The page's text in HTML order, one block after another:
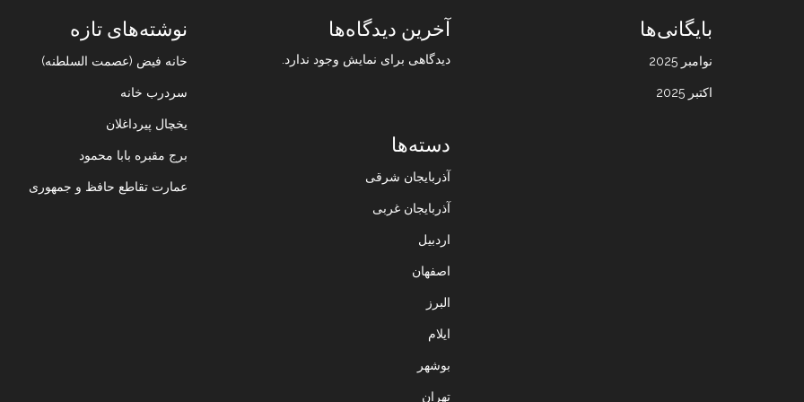
نوشته‌های تازه
خانه فیض (عصمت السلطنه)
سردرب خانه
یخچال پیرداغلان
برج مقبره بابا محمود
عمارت تقاطع حافظ و جمهوری
آخرین دیدگاه‌ها
دیدگاهی برای نمایش وجود ندارد.
بایگانی‌ها
نوامبر 2025
اکتبر 2025
دسته‌ها
آذربایجان شرقی
آذربایجان غربی
اردبیل
اصفهان
البرز
ایلام
بوشهر
تهران